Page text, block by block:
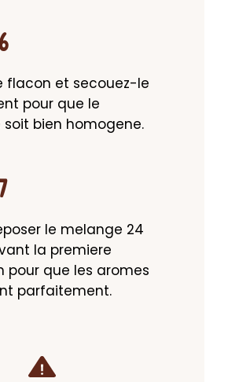
flacon et secouez-le
pour que le
bien homogene.
le melange 24
la premiere
pour que les aromes
parfaitement.